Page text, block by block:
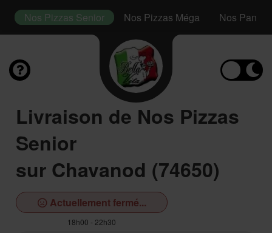
Nos Pizzas Senior Nos Pizzas Méga Nos Paninis
Livraison de Nos Pizzas
Senior
sur Chavanod (74650)
Actuellement fermé...
18h00 - 22h30